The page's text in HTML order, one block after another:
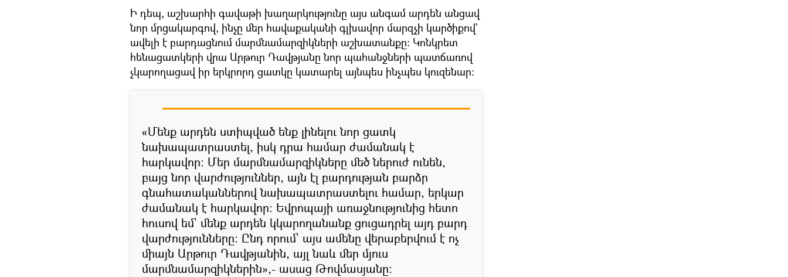
Ի դեպ, աշխարհի գավաթի խաղարկությունը այս անգամ արդեն անցավ
նոր մրցակարգով, ինչը մեր հավաքականի գլխավոր մարզչի կարծիքով`
ավելի է բարդացնում մարմնամարզիկների աշխատանքը: Կոնկրետ
հենացատկերի վրա Արթուր Դավթյանը նոր պահանջների պատճառով
չկարողացավ իր երկրորդ ցատկը կատարել այնպես ինչպես կուզենար։
«Մենք արդեն ստիպված ենք լինելու նոր ցատկ
նախապատրաստել, իսկ դրա համար ժամանակ է
հարկավոր: Մեր մարմնամարզիկները մեծ ներուժ ունեն,
բայց նոր վարժություններ, այն էլ բարդության բարձր
գնահատականներով նախապատրաստելու համար, երկար
ժամանակ է հարկավոր: Եվրոպայի առաջնությունից հետո
հուսով եմ` մենք արդեն կկարողանանք ցուցադրել այդ բարդ
վարժությունները: Ընդ որում` այս ամենը վերաբերվում է ոչ
միայն Արթուր Դավթյանին, այլ նաև մեր մյուս
մարմնամարզիկներին»,- ասաց Թովմասյանը: